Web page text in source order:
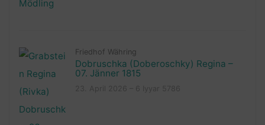
Friedhof Währing
Dobruschka (Doberoschky) Regina –
07. Jänner 1815